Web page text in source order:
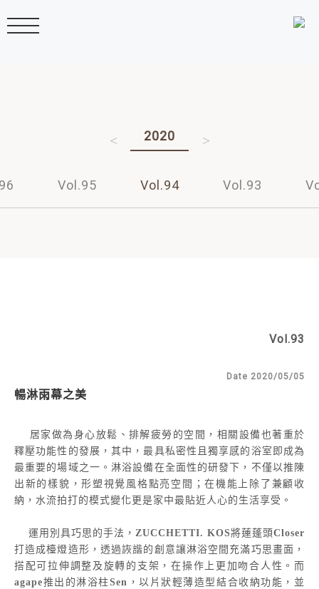
2020
Vol.95 Vol.94 Vol.93
Vol.93
Date 2020/05/05
暢淋雨幕之美
居家做為身心放鬆、排解疲勞的空間，相關設備也著重於
釋壓功能性的發展，其中，最具私密性且獨享感的浴室即成為
最重要的場域之一。淋浴設備在全面性的研發下，不僅以推陳
出新的樣貌，形塑視覺風格點亮空間；在機能上除了兼顧收
納，水流拍打的模式變化更是家中最貼近人心的生活享受。
運用別具巧思的手法， ZUCCHETTI. KOS將蓮蓬頭Closer
打造成檯燈造形，透過詼諧的創意讓淋浴空間充滿巧思畫面，
搭配可拉伸調整及旋轉的支架，在操作上更加吻合人性。而
agape推出的淋浴柱Sen ，以片狀輕薄造型結合收納功能，並